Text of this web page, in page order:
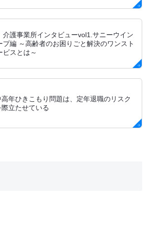
介護事業所インタビューvol1.サニーウイン
プ編 ～高齢者のお困りごと解決のワンスト
ビスとは～
高年ひきこもり問題は、定年退職のリスク
際立たせている